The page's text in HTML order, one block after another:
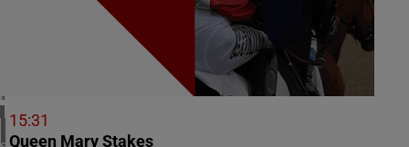
IERLAND
1 meeting(s)
15:31
Queen Mary Stakes